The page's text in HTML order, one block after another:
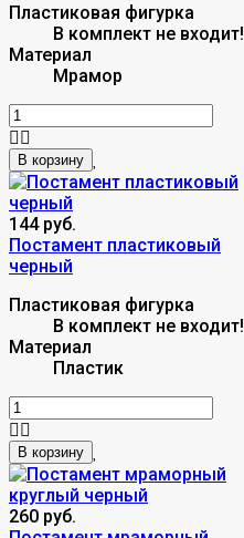
Пластиковая фигурка
В комплект не входит!
Материал
Мрамор
В корзину
144 руб.
Постамент пластиковый
черный
Пластиковая фигурка
В комплект не входит!
Материал
Пластик
В корзину
260 руб.